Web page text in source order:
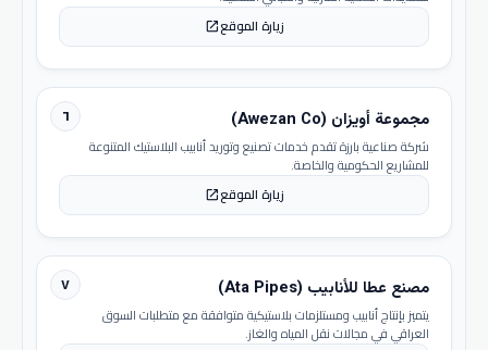
زيارة الموقعopen_in_new
٦ مجموعة أويزان (Awezan Co)
شركة صناعية بارزة تقدم خدمات تصنيع وتوريد أنابيب البلاستيك المتنوعة
للمشاريع الحكومية والخاصة.
زيارة الموقعopen_in_new
٧ مصنع عطا للأنابيب (Ata Pipes)
يتميز بإنتاج أنابيب ومستلزمات بلاستيكية متوافقة مع متطلبات السوق
العراقي في مجالات نقل المياه والغاز.